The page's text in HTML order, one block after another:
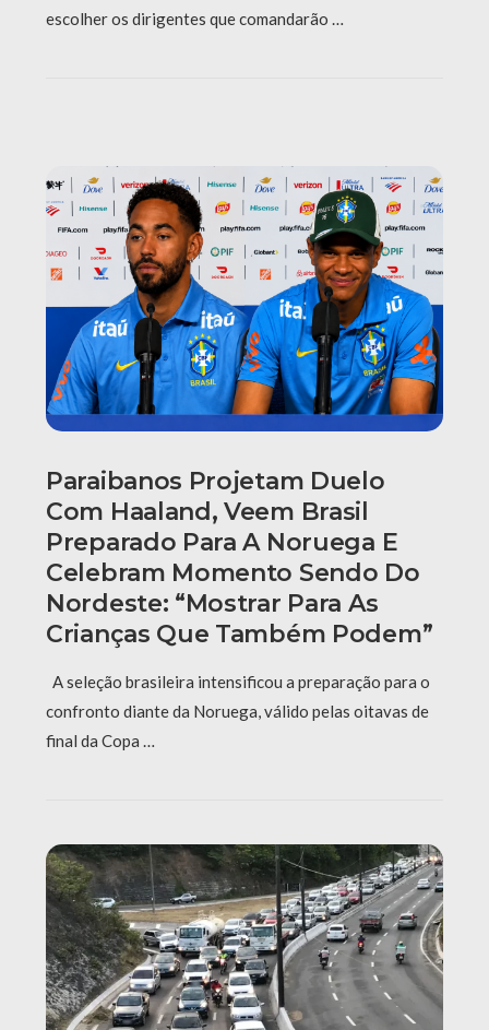
escolher os dirigentes que comandarão …
Paraibanos Projetam Duelo
Com Haaland, Veem Brasil
Preparado Para A Noruega E
Celebram Momento Sendo Do
Nordeste: “Mostrar Para As
Crianças Que Também Podem”
A seleção brasileira intensificou a preparação para o
confronto diante da Noruega, válido pelas oitavas de
final da Copa …